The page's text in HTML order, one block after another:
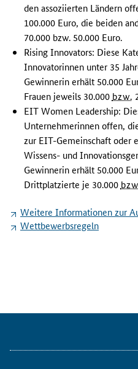
d
e
e
n
i
u
den assoziierten Ländern
100.000 Euro, die beiden
70.000 bzw. 50.000 Euro.
Rising Innovators: Diese
Innovatorinnen unter 35
Gewinnerin erhält 50.000
Frauen jeweils 30.000 bzw.
EIT Women Leadership:
Unternehmerinnen offen,
zur EIT-Gemeinschaft oder
Wissens- und
Gewinnerin erhält 50.000
Drittplatzierte je 30.000
Weitere Informationen zur
Wettbewerbsregeln